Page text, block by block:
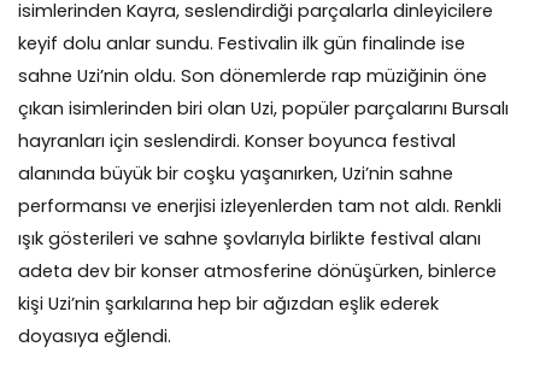
isimlerinden Kayra, seslendirdiği parçalarla dinleyicilere
keyif dolu anlar sundu. Festivalin ilk gün finalinde ise
sahne Uzi’nin oldu. Son dönemlerde rap müziğinin öne
çıkan isimlerinden biri olan Uzi, popüler parçalarını Bursalı
hayranları için seslendirdi. Konser boyunca festival
alanında büyük bir coşku yaşanırken, Uzi’nin sahne
performansı ve enerjisi izleyenlerden tam not aldı. Renkli
ışık gösterileri ve sahne şovlarıyla birlikte festival alanı
adeta dev bir konser atmosferine dönüşürken, binlerce
kişi Uzi’nin şarkılarına hep bir ağızdan eşlik ederek
doyasıya eğlendi.